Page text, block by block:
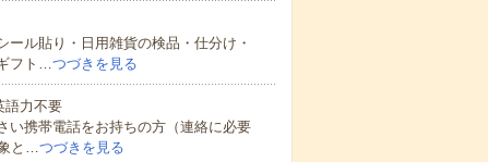
ル貼り・日用雑貨の検品・仕分け・
フト…つづきを見る
語力不要
い携帯電話をお持ちの方（連絡に必要
と…つづきを見る